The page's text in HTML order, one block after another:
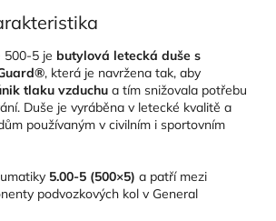
500-5 je butylová letecká duše s
, která je navržena tak, aby
tlaku vzduchu a tím snižovala potřebu
Duše je vyráběna v letecké kvalitě a
používaným v civilním i sportovním
5.00-5 (500×5) a patří mezi
podvozkových kol v General